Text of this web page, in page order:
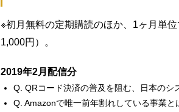
※初月無料の定期購読のほか、1ヶ月単
1,000円）。
2019年2月配信分
Q. QRコード決済の普及を阻む、日本のシ
Q. Amazonで唯一前年割れしている事業と